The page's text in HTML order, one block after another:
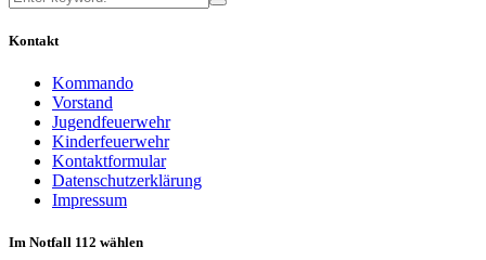
Kontakt
Kommando
Vorstand
Jugendfeuerwehr
Kinderfeuerwehr
Kontaktformular
Datenschutzerklärung
Impressum
Im Notfall 112 wählen